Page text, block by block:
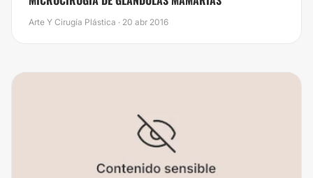
Arte Y Cirugía Plástica · 20 abr 2016